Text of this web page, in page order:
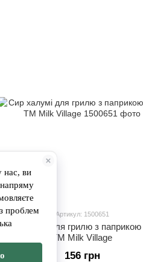
Артикул: 1500651
Сир халумі для грилю з паприкою
ТМ Milk Village
156 грн